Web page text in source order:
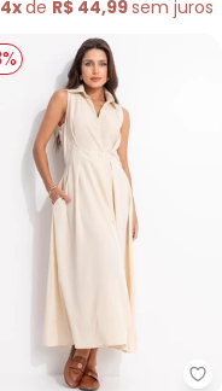
4xde R$ 44,99sem juros